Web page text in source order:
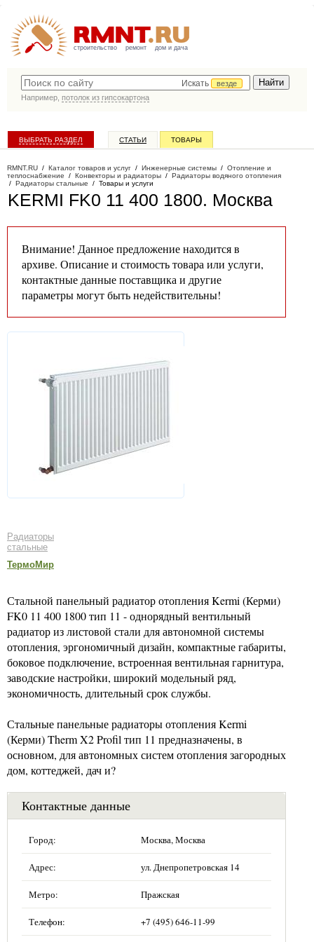
строительство ремонт дом и дача
Искать
везде
Например, потолок из гипсокартона
ВЫБРАТЬ РАЗДЕЛ СТАТЬИ ТОВАРЫ
RMNT.RU / Каталог товаров и услуг / Инженерные системы / Отопление и
теплоснабжение / Конвекторы и радиаторы / Радиаторы водяного отопления
/ Радиаторы стальные / Товары и услуги
KERMI FK0 11 400 1800. Москва
Внимание! Данное предложение находится в
архиве. Описание и стоимость товара или услуги,
контактные данные поставщика и другие
параметры могут быть недействительны!
Радиаторы
стальные
ТермоМир
Стальной панельный радиатор отопления Kermi (Керми)
FK0 11 400 1800 тип 11 - однорядный вентильный
радиатор из листовой стали для автономной системы
отопления, эргономичный дизайн, компактные габариты,
боковое подключение, встроенная вентильная гарнитура,
заводские настройки, широкий модельный ряд,
экономичность, длительный срок службы.
Стальные панельные радиаторы отопления Kermi
(Керми) Therm X2 Profil тип 11 предназначены, в
основном, для автономных систем отопления загородных
дом, коттеджей, дач и?
Контактные данные
Город: Москва, Москва
Адрес: ул. Днепропетровская 14
Метро: Пражская
Телефон: +7 (495) 646-11-99